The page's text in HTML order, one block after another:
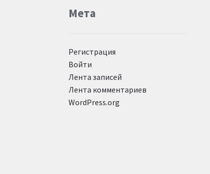
Мета
Регистрация
Войти
Лента записей
Лента комментариев
WordPress.org